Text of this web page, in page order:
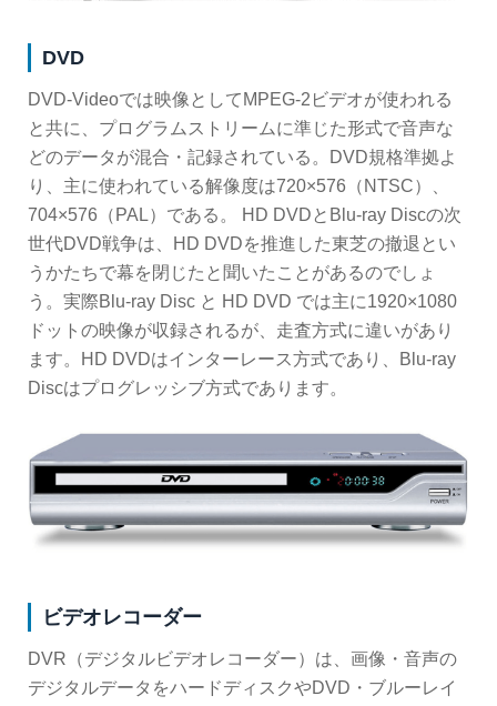
DVD
DVD-Videoでは映像としてMPEG-2ビデオが使われる
と共に、プログラムストリームに準じた形式で音声な
どのデータが混合・記録されている。DVD規格準拠よ
り、主に使われている解像度は720×576（NTSC）、
704×576（PAL）である。 HD DVDとBlu-ray Discの次
世代DVD戦争は、HD DVDを推進した東芝の撤退とい
うかたちで幕を閉じたと聞いたことがあるのでしょ
う。実際Blu-ray Disc と HD DVD では主に1920×1080
ドットの映像が収録されるが、走査方式に違いがあり
ます。HD DVDはインターレース方式であり、Blu-ray
Discはプログレッシブ方式であります。
ビデオレコーダー
DVR（デジタルビデオレコーダー）は、画像・音声の
デジタルデータをハードディスクやDVD・ブルーレイ